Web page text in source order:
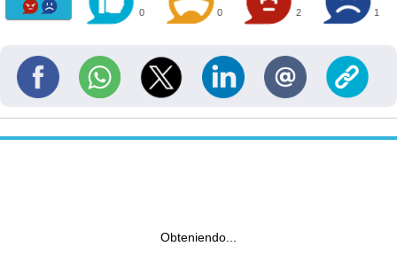
0 0 2 1
Obteniendo...